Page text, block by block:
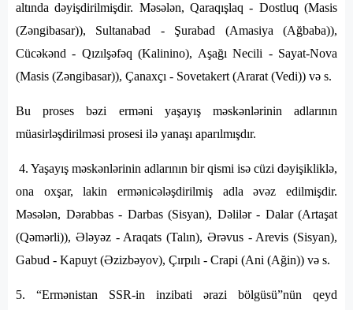
altında dəyişdirilmişdir. Məsələn, Qaraqışlaq - Dostluq (Masis
(Zəngibasar)), Sultanabad - Şurabad (Amasiya (Ağbaba)),
Cücəkənd - Qızılşəfəq (Kalinino), Aşağı Necili - Sayat-Nova
(Masis (Zəngibasar)), Çanaxçı - Sovetakert (Ararat (Vedi)) və s.
Bu proses bəzi erməni yaşayış məskənlərinin adlarının
müasirləşdirilməsi prosesi ilə yanaşı aparılmışdır.
4. Yaşayış məskənlərinin adlarının bir qismi isə cüzi dəyişikliklə,
ona oxşar, lakin ermənicələşdirilmiş adla əvəz edilmişdir.
Məsələn, Dərabbas - Darbas (Sisyan), Dəlilər - Dalar (Artaşat
(Qəmərli)), Ələyəz - Araqats (Talın), Ərəvus - Arevis (Sisyan),
Gabud - Kapuyt (Əzizbəyov), Çırpılı - Crapi (Ani (Ağin)) və s.
5. “Ermənistan SSR-in inzibati ərazi bölgüsü”nün qeyd